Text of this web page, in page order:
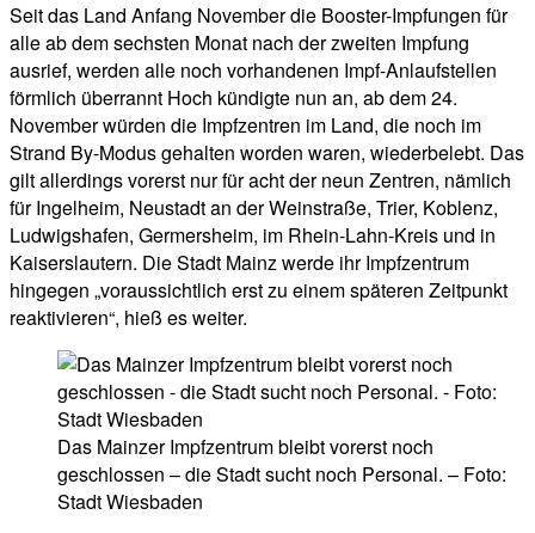
Seit das Land Anfang November die Booster-Impfungen für
alle ab dem sechsten Monat nach der zweiten Impfung
ausrief, werden alle noch vorhandenen Impf-Anlaufstellen
förmlich überrannt Hoch kündigte nun an, ab dem 24.
November würden die Impfzentren im Land, die noch im
Strand By-Modus gehalten worden waren, wiederbelebt. Das
gilt allerdings vorerst nur für acht der neun Zentren, nämlich
für Ingelheim, Neustadt an der Weinstraße, Trier, Koblenz,
Ludwigshafen, Germersheim, im Rhein-Lahn-Kreis und in
Kaiserslautern. Die Stadt Mainz werde ihr Impfzentrum
hingegen „voraussichtlich erst zu einem späteren Zeitpunkt
reaktivieren“, hieß es weiter.
Das Mainzer Impfzentrum bleibt vorerst noch
geschlossen – die Stadt sucht noch Personal. – Foto:
Stadt Wiesbaden